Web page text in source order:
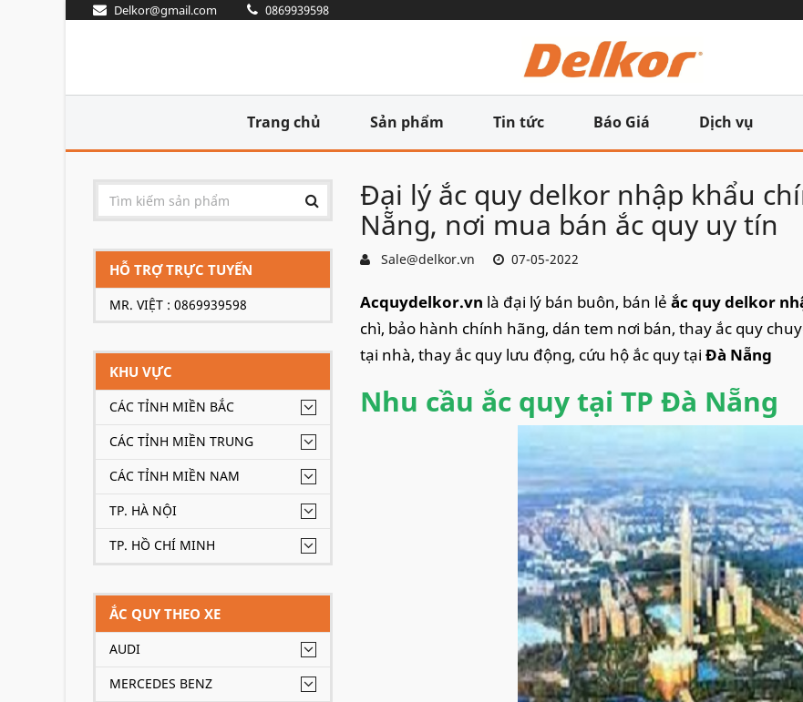
Delkor@gmail.com 0869939598
Trang chủ Sản phẩm Tin tức Báo Giá Dịch vụ
HỖ TRỢ TRỰC TUYẾN
MR. VIỆT : 0869939598
KHU VỰC
CÁC TỈNH MIỀN BẮC
CÁC TỈNH MIỀN TRUNG
CÁC TỈNH MIỀN NAM
TP. HÀ NỘI
TP. HỒ CHÍ MINH
ẮC QUY THEO XE
AUDI
MERCEDES BENZ
Đại lý ắc quy delkor nhập khẩu
Nẵng, nơi mua bán ắc quy uy tín
Sale@delkor.vn 07-05-2022
Acquydelkor.vn là đại lý bán buôn, bán lẻ ắc quy delkor
chì, bảo hành chính hãng, dán tem nơi bán, thay ắc quy
tại nhà, thay ắc quy lưu động, cứu hộ ắc quy tại Đà Nẵng
Nhu cầu ắc quy tại TP Đà Nẵng